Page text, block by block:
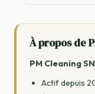
À propos de
PM Cleaning
Actif depuis